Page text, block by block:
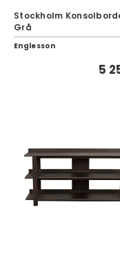
Stockholm Konsolborde
Grå
Englesson
5